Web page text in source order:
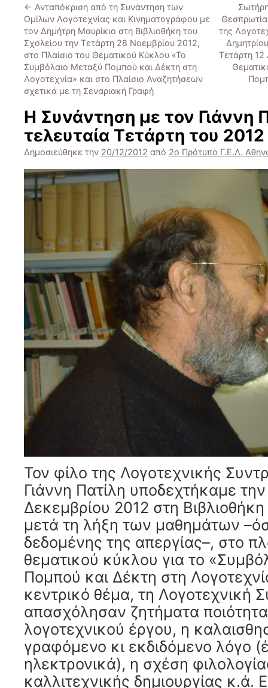
← Ανταπόκριση από τη Συνάντηση των
Ομίλων Λογοτεχνίας και Κινηματογράφου με
τον Δημήτρη Μαυρίκιο στη Βιβλιοθήκη του
Σχολείου την Τετάρτη 28 Νοεμβρίου 2012,
στο Πλαίσιο του Θεματικού Κύκλου «Το
Συμβόλαιο Μεταξύ Πομπού και Δέκτη στη
Λογοτεχνία» και στο Πλαίσιο Αναζητήσεων
σχετικά με τη Σεναριακή Γραφή
της
Τετάρτη 12
Η Συνάντηση με τον Γιάννη
τελευταία Τετάρτη του 2012
Δημοσιεύθηκε την 20/12/2012 από 2ο Πρότυπο Γ.Ε.Λ.
Τον φίλο της Λογοτεχνικής
Γιάννη Πατίλη υποδεχτήκαμε
Δεκεμβρίου 2012 στη
μετά τη λήξη των μαθημάτων
δεδομένης της απεργίας–, στο
θεματικού κύκλου για το
Πομπού και Δέκτη στη
κεντρικό θέμα, τη Λογοτεχνική
απασχόλησαν ζητήματα
λογοτεχνικού έργου, η
γραφόμενο κι εκδιδόμενο λόγο
ηλεκτρονικά), η σχέση
καλλιτεχνικής δημιουργίας